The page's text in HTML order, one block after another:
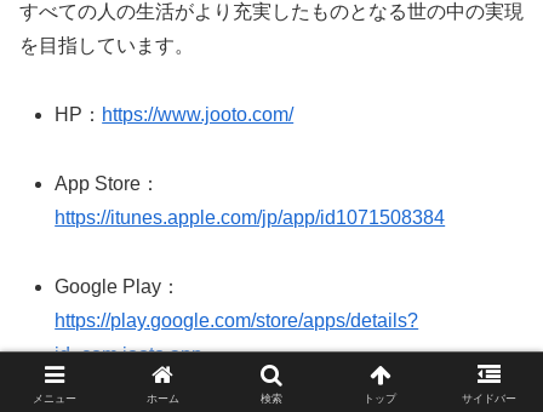
すべての人の生活がより充実したものとなる世の中の実現
を目指しています。
HP： https://www.jooto.com/
App Store：
https://itunes.apple.com/jp/app/id1071508384
Google Play：
https://play.google.com/store/apps/details?
id=com.jooto.app
メニュー ホーム 検索 トップ サイドバー